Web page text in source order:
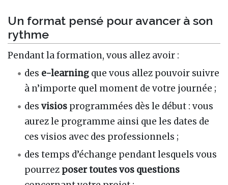
Un format pensé pour avancer à son
rythme
Pendant la formation, vous allez avoir :
des e-learning que vous allez pouvoir suivre
à n’importe quel moment de votre journée ;
desvisios programmées dès le début : vous
aurez le programme ainsi que les dates de
ces visios avec des professionnels ;
des temps d’échange pendant lesquels vous
pourrez poser toutes vos questions